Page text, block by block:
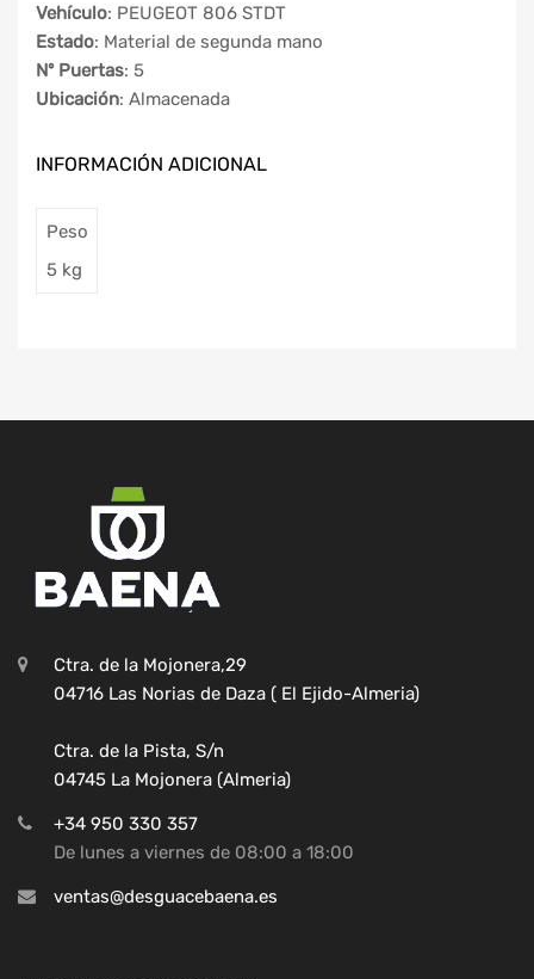
Vehículo: PEUGEOT 806 STDT
Estado: Material de segunda mano
Nº Puertas: 5
Ubicación: Almacenada
INFORMACIÓN ADICIONAL
Peso
5 kg
Ctra. de la Mojonera,29
04716 Las Norias de Daza ( El Ejido-Almeria)
Ctra. de la Pista, S/n
04745 La Mojonera (Almeria)
+34 950 330 357
De lunes a viernes de 08:00 a 18:00
ventas@desguacebaena.es